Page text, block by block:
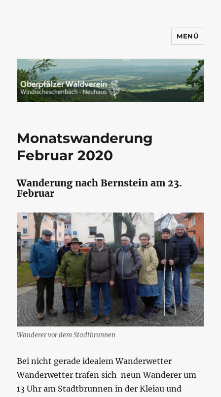
Windischeschenbach-Neuhaus
MENÜ
Monatswanderung
Februar 2020
Wanderung nach Bernstein am 23.
Februar
Wanderer vor dem Stadtbrunnen
Bei nicht gerade idealem Wanderwetter
Wanderwetter trafen sich neun Wanderer um
13 Uhr am Stadtbrunnen in der Kleiau und